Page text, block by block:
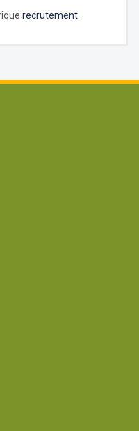
recrutement.